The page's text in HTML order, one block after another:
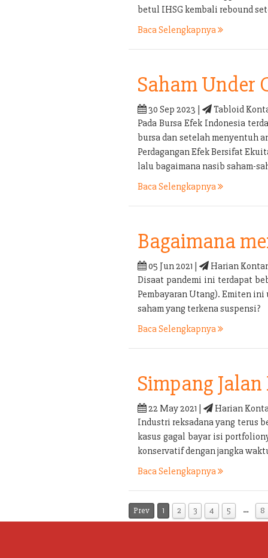
betul IHSG kembali rebound
Baca Selengkapnya
Saham Under
30 Sep 2023 |
Tabloid
Pada Bursa Efek Indonesia
bursa dan setelah menyentuh
Perdagangan Efek Bersifat
lalu bagaimana nasib saham-
Baca Selengkapnya
Bagaimana
05 Jun 2021 |
Harian
Disaat pandemi ini terdapat
Pembayaran Utang). Emiten ini
saham yang terkena suspensi?
Baca Selengkapnya
Simpang
22 May 2021 |
Harian
Industri reksadana yang terus
kasus gagal bayar isi
konservatif dengan jangka
Baca Selengkapnya
Prev 1 2 3 4 5 … 8